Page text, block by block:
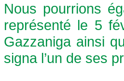
Nous pourrions
représenté le 5
Gazzaniga ainsi
signa l’un de ses